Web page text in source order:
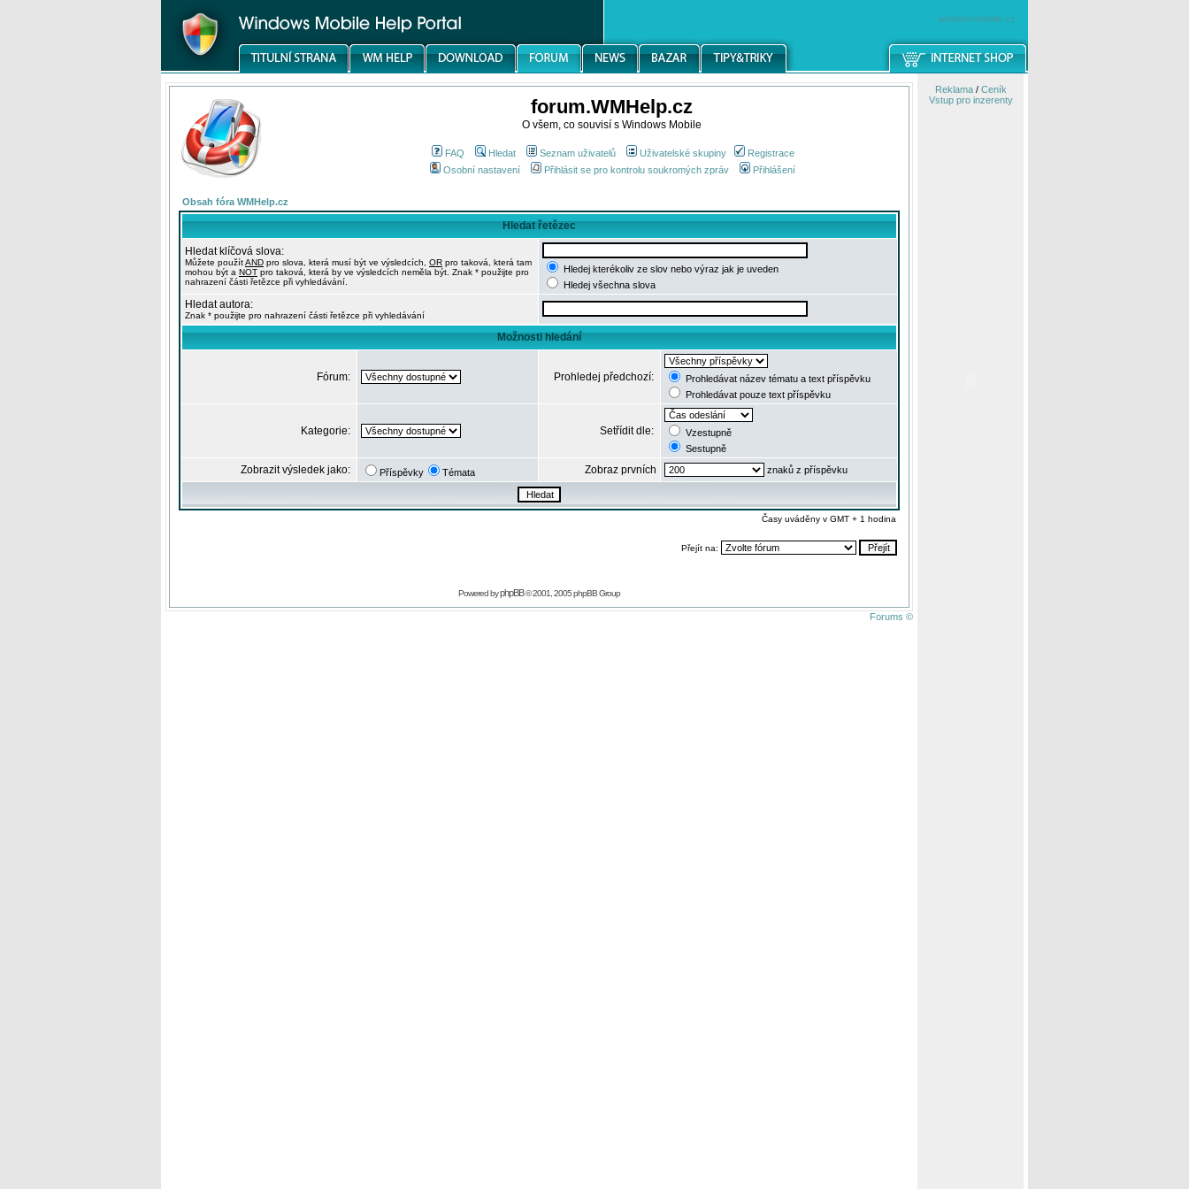
windowsmobile.cz
forum.WMHelp.cz
O všem, co souvisí s Windows Mobile
FAQ Hledat Seznam uživatelů Uživatelské skupiny
Registrace
Osobní nastavení
Přihlásit se pro kontrolu soukromých zpráv Přihlášení
Obsah fóra WMHelp.cz
Hledat řetězec
Hledat klíčová slova:
Můžete použítAND pro slova, která musí být ve výsledcích, OR pro taková, která tam
mohou být a NOT pro taková, která by ve výsledcích neměla být. Znak * použijte pro
nahrazení části řetězce při vyhledávání.
Hledej kterékoliv ze slov nebo výraz jak je uveden
Hledej všechna slova
Hledat autora:
Znak * použijte pro nahrazení části řetězce při vyhledávání
Možnosti hledání
Fórum: Prohledej předchozí:
Prohledávat název tématu a text příspěvku
Prohledávat pouze text příspěvku
Kategorie: Setřídit dle:
Vzestupně
Sestupně
Zobrazit výsledek jako: Příspěvky Témata Zobraz prvních znaků z příspěvku
Časy uváděny v GMT + 1 hodina
Přejít na:
Powered byphpBB© 2001, 2005 phpBB Group
Forums ©
Reklama/ Ceník
Vstup pro inzerenty